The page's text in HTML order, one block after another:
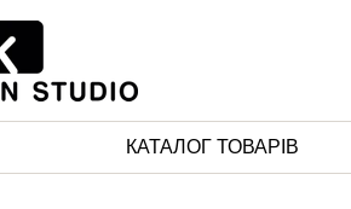
КАТАЛОГ ТОВАРІВ